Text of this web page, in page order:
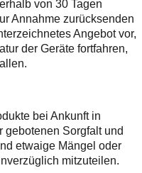
von 30 Tagen
Annahme zurücksenden
Angebot vor,
der Geräte fortfahren,
bei Ankunft in
gebotenen Sorgfalt und
etwaige Mängel oder
mitzuteilen.